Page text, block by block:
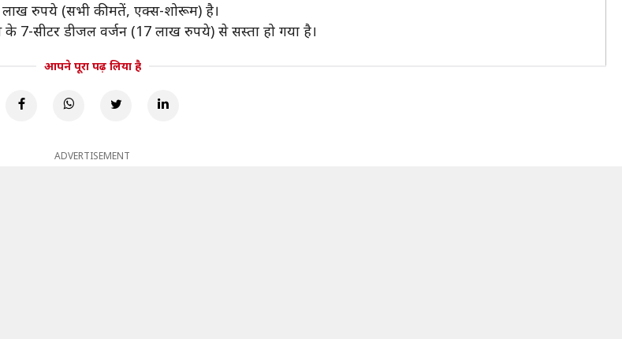
रुपये (सभी कीमतें, एक्स-शोरूम) है।
सीटर डीजल वर्जन (17 लाख रुपये) से सस्ता हो गया है।
आपने पूरा पढ़ लिया है
ADVERTISEMENT